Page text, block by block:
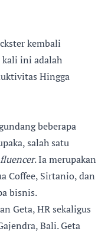
kembali
kali ini adalah
Hingga
beberapa
salah satu
. Ia merupakan
Coffee, Sirtanio, dan
bisnis.
Geta, HR sekaligus
Bali. Geta